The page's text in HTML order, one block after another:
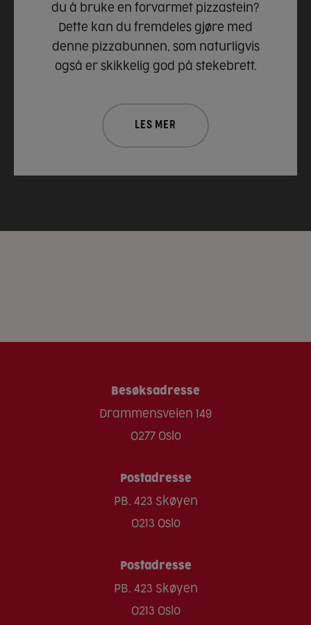
du å bruke en forvarmet pizzastein?
Dette kan du fremdeles gjøre med
denne pizzabunnen, som naturligvis
også er skikkelig god på stekebrett.
LES MER
Besøksadresse
Drammensveien 149
0277 Oslo
Postadresse
PB. 423 Skøyen
0213 Oslo
Postadresse
PB. 423 Skøyen
0213 Oslo